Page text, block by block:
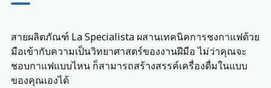
สายผลิตภัณฑ์ La Specialista ผสานเทคนิคการชงกาแฟด้วย
มือเข้ากับความเป็นวิทยาศาสตร์ของงานฝีมือ ไม่ว่าคุณจะ
ชอบกาแฟแบบไหน ก็สามารถสร้างสรรค์เครื่องดื่มในแบบ
ของคุณเองได้